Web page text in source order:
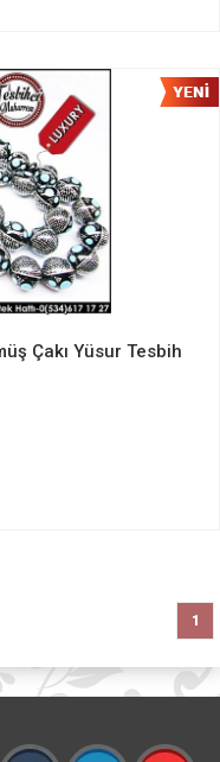
Çakı Yüsur Tesbih
1